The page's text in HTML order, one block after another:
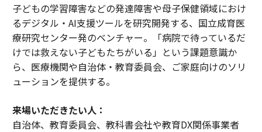
子どもの学習障害などの発達障害や母子保健領域におけ
るデジタル・AI支援ツールを研究開発する、国立成育医
療研究センター発のベンチャー。「病院で待っているだ
けでは救えない子どもたちがいる」という課題意識か
ら、医療機関や自治体・教育委員会、ご家庭向けのソリ
ューションを提供する。
来場いただきたい人：
自治体、教育委員会、教科書会社や教育DX関係事業者